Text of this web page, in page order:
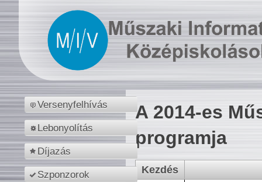
Versenyfelhívás
Lebonyolítás
Díjazás
Szponzorok
A 2014-es
programja
Kezdés